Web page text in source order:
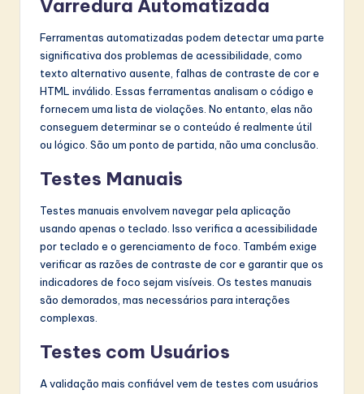
Varredura Automatizada
Ferramentas automatizadas podem detectar uma parte
significativa dos problemas de acessibilidade, como
texto alternativo ausente, falhas de contraste de cor e
HTML inválido. Essas ferramentas analisam o código e
fornecem uma lista de violações. No entanto, elas não
conseguem determinar se o conteúdo é realmente útil
ou lógico. São um ponto de partida, não uma conclusão.
Testes Manuais
Testes manuais envolvem navegar pela aplicação
usando apenas o teclado. Isso verifica a acessibilidade
por teclado e o gerenciamento de foco. Também exige
verificar as razões de contraste de cor e garantir que os
indicadores de foco sejam visíveis. Os testes manuais
são demorados, mas necessários para interações
complexas.
Testes com Usuários
A validação mais confiável vem de testes com usuários